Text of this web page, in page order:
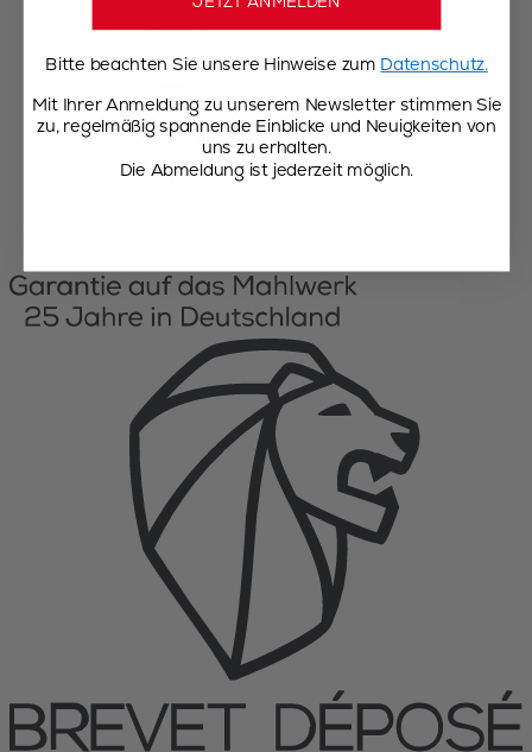
Bitte beachten Sie unsere Hinweise zum Datenschutz.
Mit Ihrer Anmeldung zu unserem Newsletter stimmen Sie
zu, regelmäßig spannende Einblicke und Neuigkeiten von
uns zu erhalten.
Die Abmeldung ist jederzeit möglich.